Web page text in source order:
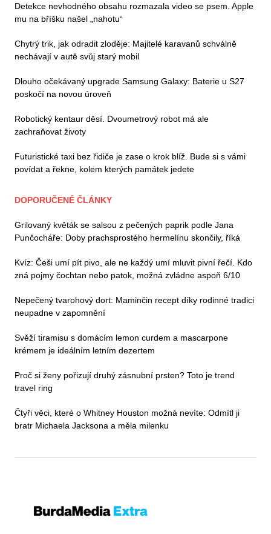
Detekce nevhodného obsahu rozmazala video se psem. Apple
mu na bříšku našel „nahotu“
Chytrý trik, jak odradit zloděje: Majitelé karavanů schválně
nechávají v autě svůj starý mobil
Dlouho očekávaný upgrade Samsung Galaxy: Baterie u S27
poskočí na novou úroveň
Robotický kentaur děsí. Dvoumetrový robot má ale
zachraňovat životy
Futuristické taxi bez řidiče je zase o krok blíž. Bude si s vámi
povídat a řekne, kolem kterých památek jedete
DOPORUČENÉ ČLÁNKY
Grilovaný květák se salsou z pečených paprik podle Jana
Punčocháře: Doby prachsprostého hermelínu skončily, říká
Kvíz: Češi umí pít pivo, ale ne každý umí mluvit pivní řečí. Kdo
zná pojmy čochtan nebo patok, možná zvládne aspoň 6/10
Nepečený tvarohový dort: Maminčin recept díky rodinné tradici
neupadne v zapomnění
Svěží tiramisu s domácím lemon curdem a mascarpone
krémem je ideálním letním dezertem
Proč si ženy pořizují druhý zásnubní prsten? Toto je trend
travel ring
Čtyři věci, které o Whitney Houston možná nevíte: Odmítl ji
bratr Michaela Jacksona a měla milenku